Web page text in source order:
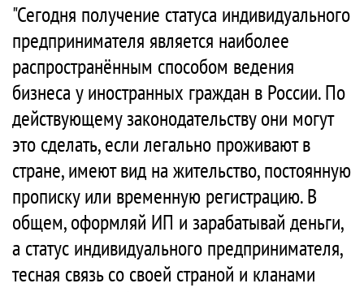
"Сегодня получение статуса индивидуального
предпринимателя является наиболее
распространённым способом ведения
бизнеса у иностранных граждан в России. По
действующему законодательству они могут
это сделать, если легально проживают в
стране, имеют вид на жительство, постоянную
прописку или временную регистрацию. В
общем, оформляй ИП и зарабатывай деньги,
а статус индивидуального предпринимателя,
тесная связь со своей страной и кланами